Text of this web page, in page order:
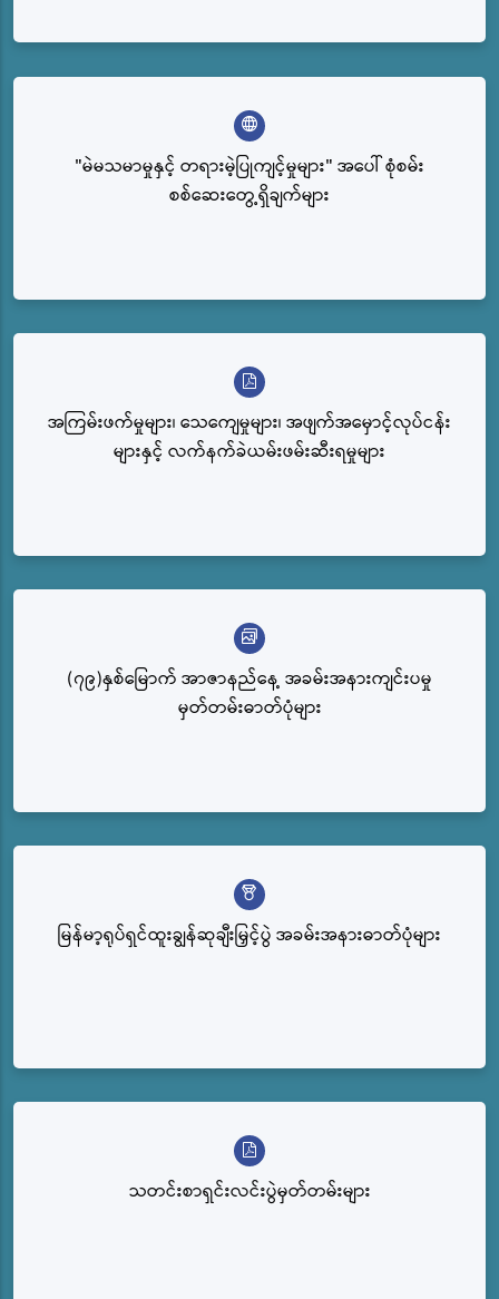
"မဲမသမာမှုနှင့် တရားမဲ့ပြုကျင့်မှုများ" အပေါ် စုံစမ်း
စစ်ဆေးတွေ့ရှိချက်များ
အကြမ်းဖက်မှုများ၊ သေကျေမှုများ၊ အဖျက်အမှောင့်လုပ်ငန်း
များနှင့် လက်နက်ခဲယမ်းဖမ်းဆီးရမှုများ
(၇၉)နှစ်မြောက် အာဇာနည်နေ့ အခမ်းအနားကျင်းပမှု
မှတ်တမ်းဓာတ်ပုံများ
မြန်မာ့ရုပ်ရှင်ထူးချွန်ဆုချီးမြှင့်ပွဲ အခမ်းအနားဓာတ်ပုံများ
သတင်းစာရှင်းလင်းပွဲမှတ်တမ်းများ